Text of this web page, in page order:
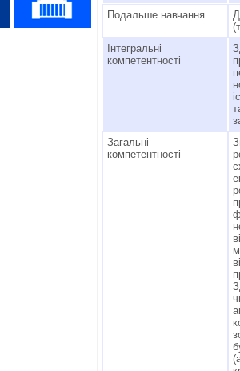
Подальше навчання
Інтегральні
компетентності
Загальні
компетентності